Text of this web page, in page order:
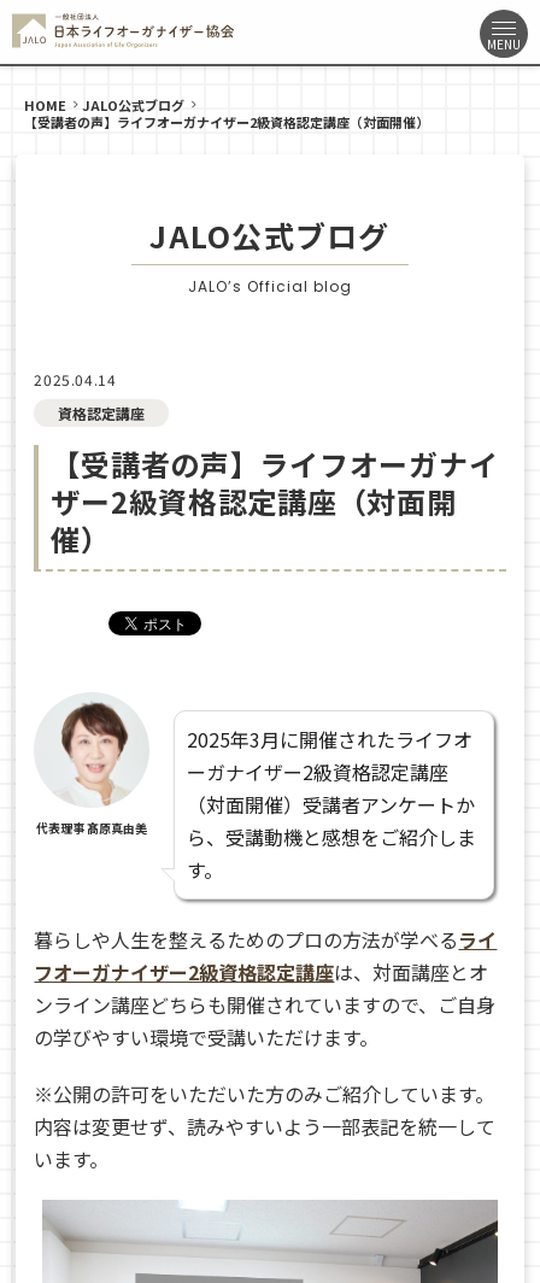
HOME
JALO公式ブログ
【受講者の声】ライフオーガナイザー2級資格認定講座（対面開催）
JALO公式ブログ
JALO’s Official blog
2025.04.14
資格認定講座
【受講者の声】ライフオーガナイ
ザー2級資格認定講座（対面開
催）
代表理事 髙原真由美
2025年3月に開催されたライフオ
ーガナイザー2級資格認定講座
（対面開催）受講者アンケートか
ら、受講動機と感想をご紹介しま
す。
暮らしや人生を整えるためのプロの方法が学べるライ
フオーガナイザー2級資格認定講座は、対面講座とオ
ンライン講座どちらも開催されていますので、ご自身
の学びやすい環境で受講いただけます。
※公開の許可をいただいた方のみご紹介しています。
内容は変更せず、読みやすいよう一部表記を統一して
います。